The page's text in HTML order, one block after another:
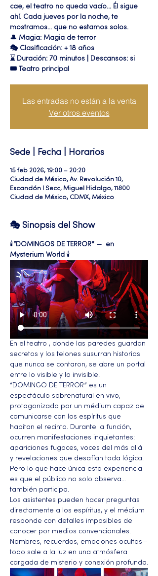
cae, el teatro no queda vacío... Él sigue
ahí. Cada jueves por la noche, te
mostramos... que no estamos solos.
🎩 Magia: Magia de terror
🎭 Clasificación: + 18 años
⌛ Duración: 70 minutos | Descansos: si
🎟 Teatro principal
Las entradas no están a la venta
Ver otros eventos
Sede | Fecha | Horarios
15 feb 2026, 19:00 – 20:20
Ciudad de México, Av. Revolución 10,
Escandón I Secc, Miguel Hidalgo, 11800
Ciudad de México, CDMX, México
🎭 Sinopsis del Show
🕯️“DOMINGOS DE TERROR” —  en
Mysterium World 🕯️
En el teatro , donde las paredes guardan
secretos y los telones susurran historias
que nunca se contaron, se abre un portal
entre lo visible y lo invisible.
“DOMINGO DE TERROR” es un
espectáculo sobrenatural en vivo,
protagonizado por un médium capaz de
comunicarse con los espíritus que
habitan el recinto. Durante la función,
ocurren manifestaciones inquietantes:
apariciones fugaces, voces del más allá
y revelaciones que desafían toda lógica.
Pero lo que hace única esta experiencia
es que el público no solo observa…
también participa.
Los asistentes pueden hacer preguntas
directamente a los espíritus, y el médium
responde con detalles imposibles de
conocer por medios convencionales.
Nombres, recuerdos, emociones ocultas—
todo sale a la luz en una atmósfera
cargada de misterio y conexión profunda.